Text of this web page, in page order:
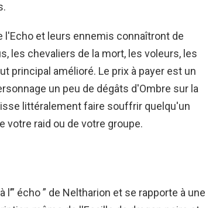
l'Echo et leurs ennemis connaîtront de
les chevaliers de la mort, les voleurs, les
principal amélioré. Le prix à payer est un
un peu de dégâts d'Ombre sur la
littéralement faire souffrir quelqu'un
votre raid ou de votre groupe.
écho ” de Neltharion et se rapporte à une